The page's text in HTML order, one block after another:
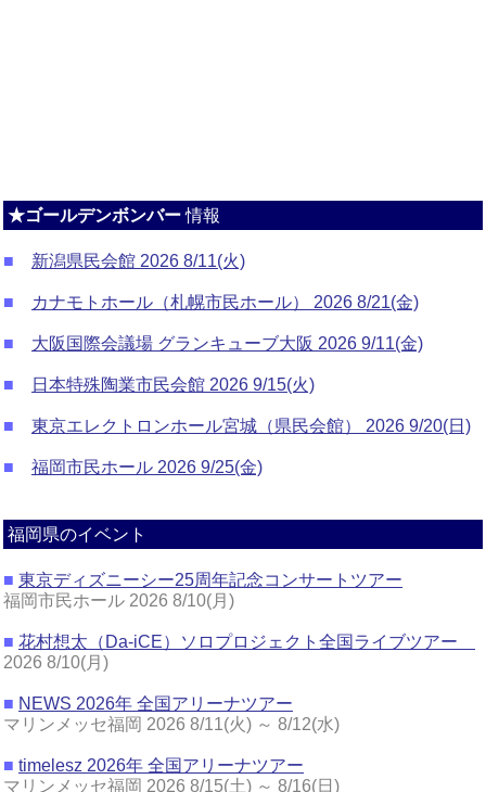
★ゴールデンボンバー情報
■ 新潟県民会館 2026 8/11(火)
■ カナモトホール（札幌市民ホール） 2026 8/21(金)
■ 大阪国際会議場 グランキューブ大阪 2026 9/11(金)
■ 日本特殊陶業市民会館 2026 9/15(火)
■ 東京エレクトロンホール宮城（県民会館） 2026 9/20(日)
■ 福岡市民ホール 2026 9/25(金)
福岡県のイベント
■ 東京ディズニーシー25周年記念コンサートツアー
福岡市民ホール 2026 8/10(月)
■ 花村想太（Da-iCE）ソロプロジェクト全国ライブツアー
2026 8/10(月)
■ NEWS 2026年 全国アリーナツアー
マリンメッセ福岡 2026 8/11(火) ～ 8/12(水)
■ timelesz 2026年 全国アリーナツアー
マリンメッセ福岡 2026 8/15(土) ～ 8/16(日)